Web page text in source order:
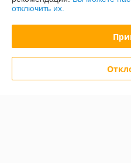
График работы
Политика обработки
отключить их.